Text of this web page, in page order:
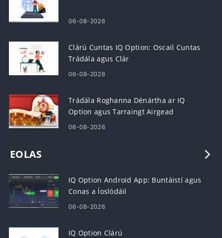
06-08-2026
Clárú Cuntas IQ Option: Oscail Cuntas
Trádála agus Clár
06-08-2026
Trádála Roghanna Dénártha ar IQ
Option agus Tarraingt Airgead
06-08-2026
EOLAS
IQ Option Android App: Buntáistí agus
Conas a Íoslódáil
06-08-2026
IQ Option Clárú